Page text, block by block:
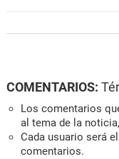
COMENTARIOS:
Los comentarios
al tema de la
Cada usuario será
comentarios.